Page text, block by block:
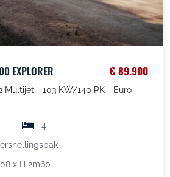
EXPLORER € 89.900
Multijet - 103 KW/140 PK - Euro
4
x H 2m60